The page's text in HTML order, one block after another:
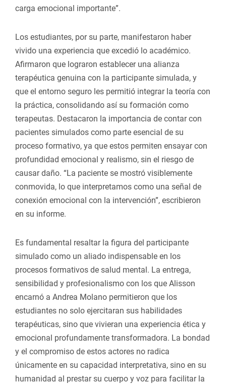
carga emocional importante”.
Los estudiantes, por su parte, manifestaron haber
vivido una experiencia que excedió lo académico.
Afirmaron que lograron establecer una alianza
terapéutica genuina con la participante simulada, y
que el entorno seguro les permitió integrar la teoría con
la práctica, consolidando así su formación como
terapeutas. Destacaron la importancia de contar con
pacientes simulados como parte esencial de su
proceso formativo, ya que estos permiten ensayar con
profundidad emocional y realismo, sin el riesgo de
causar daño. “La paciente se mostró visiblemente
conmovida, lo que interpretamos como una señal de
conexión emocional con la intervención”, escribieron
en su informe.
Es fundamental resaltar la figura del participante
simulado como un aliado indispensable en los
procesos formativos de salud mental. La entrega,
sensibilidad y profesionalismo con los que Alisson
encarnó a Andrea Molano permitieron que los
estudiantes no solo ejercitaran sus habilidades
terapéuticas, sino que vivieran una experiencia ética y
emocional profundamente transformadora. La bondad
y el compromiso de estos actores no radica
únicamente en su capacidad interpretativa, sino en su
humanidad al prestar su cuerpo y voz para facilitar la